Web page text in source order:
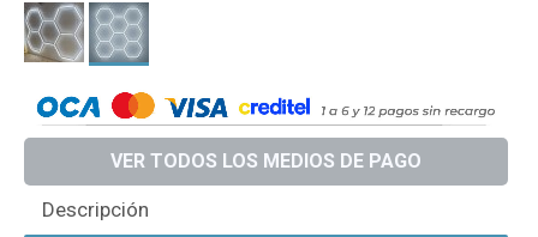
Descripción
VER TODOS LOS MEDIOS DE PAGO